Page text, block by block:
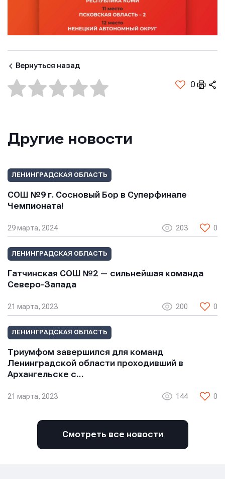
Вернуться назад
0
Другие новости
ЛЕНИНГРАДСКАЯ ОБЛАСТЬ
СОШ №9 г. Сосновый Бор в Суперфинале
Чемпионата!
29 марта, 2024 203 0
ЛЕНИНГРАДСКАЯ ОБЛАСТЬ
Гатчинская СОШ №2 — сильнейшая команда
Северо-Запада
21 марта, 2023 200 0
ЛЕНИНГРАДСКАЯ ОБЛАСТЬ
Триумфом завершился для команд
Ленинградской области проходивший в
Архангельске с…
21 марта, 2023 144 0
Смотреть все новости